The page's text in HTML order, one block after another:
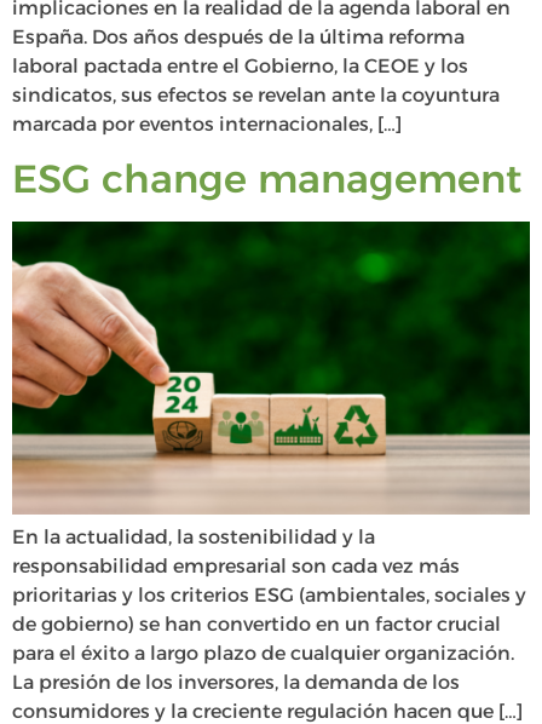
implicaciones en la realidad de la agenda laboral en
España. Dos años después de la última reforma
laboral pactada entre el Gobierno, la CEOE y los
sindicatos, sus efectos se revelan ante la coyuntura
marcada por eventos internacionales, […]
ESG change management
En la actualidad, la sostenibilidad y la
responsabilidad empresarial son cada vez más
prioritarias y los criterios ESG (ambientales, sociales y
de gobierno) se han convertido en un factor crucial
para el éxito a largo plazo de cualquier organización.
La presión de los inversores, la demanda de los
consumidores y la creciente regulación hacen que […]